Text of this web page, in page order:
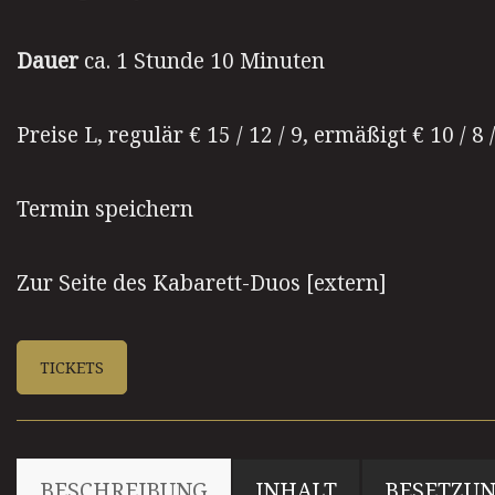
Dauerca. 1 Stunde 10 Minuten
Preise L, regulär € 15 / 12 / 9, ermäßigt € 10 / 8
Termin speichern
Zur Seite des Kabarett-Duos [extern]
TICKETS